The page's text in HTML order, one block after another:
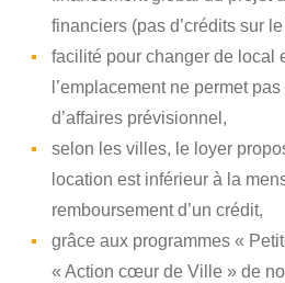
financiers (pas d’crédits sur
facilité pour changer de local
l’emplacement ne permet
d’affaires prévisionnel,
selon les villes, le loyer
location est inférieur à la
remboursement d’un crédit,
grâce aux programmes «
« Action cœur de Ville » de